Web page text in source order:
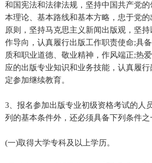
和国宪法和法律法规，坚持中国共产党
本理论、基本路线和基本方略，忠于党
原则，坚持马克思主义新闻出版观，坚
作导向，认真履行出版工作职责使命;具
质和职业道德、敬业精神，作风端正;热
应的出版专业知识和业务技能，认真履
定参加继续教育。
3、报名参加出版专业初级资格考试的人
列的基本条件外，还必须具备下列条件之
(一)取得大学专科及以上学历。